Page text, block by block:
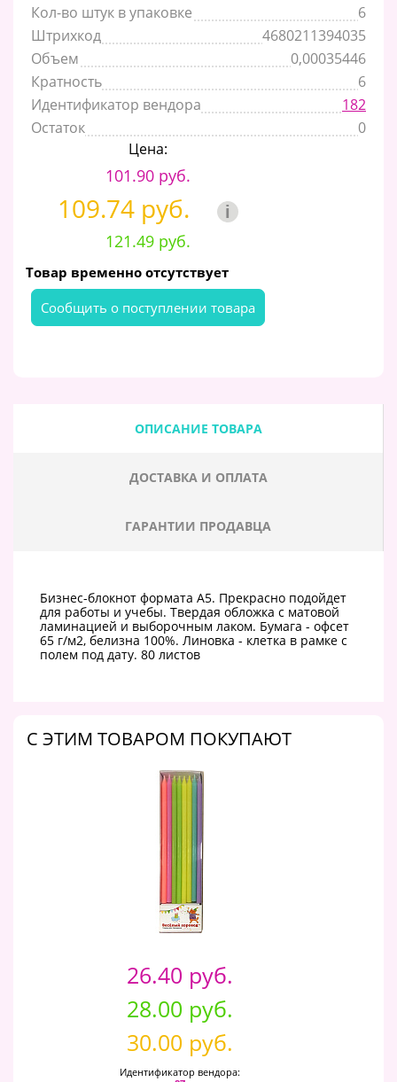
Кол-во штук в упаковке
6
Штрихкод
4680211394035
Объем
0,00035446
Кратность
6
Идентификатор вендора
182
Остаток
0
Цена:
101.90 руб.
109.74 руб. i
121.49 руб.
Товар временно отсутствует
Cообщить о поступлении товара
ОПИСАНИЕ ТОВАРА
ДОСТАВКА И ОПЛАТА
ГАРАНТИИ ПРОДАВЦА
Бизнес-блокнот формата А5. Прекрасно подойдет
для работы и учебы. Твердая обложка с матовой
ламинацией и выборочным лаком. Бумага - офсет
65 г/м2, белизна 100%. Линовка - клетка в рамке с
полем под дату. 80 листов
C ЭТИМ ТОВАРОМ ПОКУПАЮТ
26.40 руб.
28.00 руб.
30.00 руб.
Идентификатор вендора: